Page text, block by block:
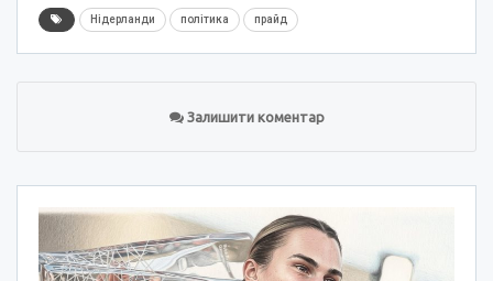
Нідерланди політика прайд
Залишити коментар